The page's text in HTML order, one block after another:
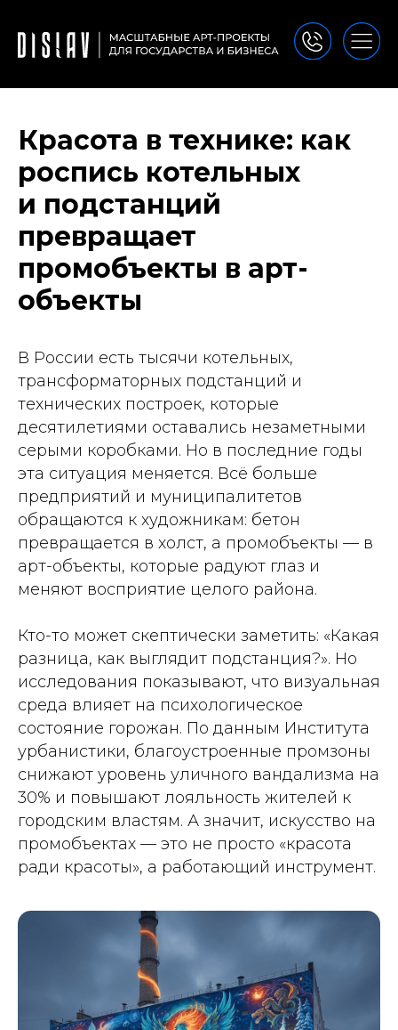
Красота в технике: как
роспись котельных
и подстанций
превращает
промобъекты в арт-
объекты
В России есть тысячи котельных,
трансформаторных подстанций и
технических построек, которые
десятилетиями оставались незаметными
серыми коробками. Но в последние годы
эта ситуация меняется. Всё больше
предприятий и муниципалитетов
обращаются к художникам: бетон
превращается в холст, а промобъекты — в
арт-объекты, которые радуют глаз и
меняют восприятие целого района.
Кто-то может скептически заметить: «Какая
разница, как выглядит подстанция?». Но
исследования показывают, что визуальная
среда влияет на психологическое
состояние горожан. По данным Института
урбанистики, благоустроенные промзоны
снижают уровень уличного вандализма на
30% и повышают лояльность жителей к
городским властям. А значит, искусство на
промобъектах — это не просто «красота
ради красоты», а работающий инструмент.